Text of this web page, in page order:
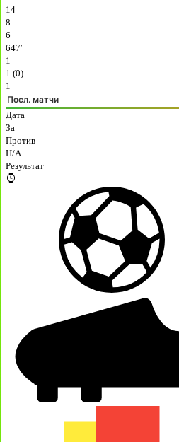
14
8
6
647′
1
1 (0)
1
Посл. матчи
Дата
За
Против
H/A
Результат